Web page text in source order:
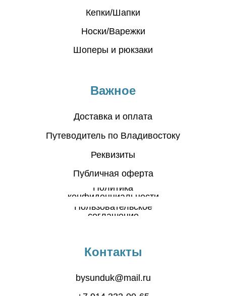
Важное
Путеводитель по Владивостоку
Доставка и оплата
Реквизиты
Публичная оферта
Пользовательское
соглашение
Политика
конфиденциальности
Контакты
bysunduk@mail.ru
Кепки/Шапки
Носки/Варежки
Шоперы и рюкзаки